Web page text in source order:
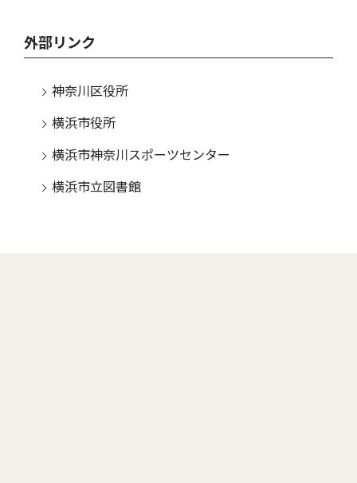
外部リンク
神奈川区役所
横浜市役所
横浜市神奈川スポーツセンター
横浜市立図書館